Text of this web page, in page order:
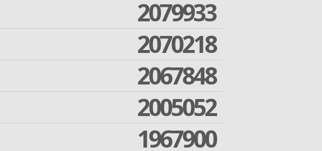
2079933
2070218
2067848
2005052
1967900